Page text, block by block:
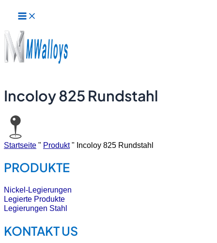
Inhalt
springen
Incoloy 825 Rundstahl
Startseite " Produkt" Incoloy 825 Rundstahl
PRODUKTE
Nickel-Legierungen
Legierte Produkte
Legierungen Stahl
KONTAKT US